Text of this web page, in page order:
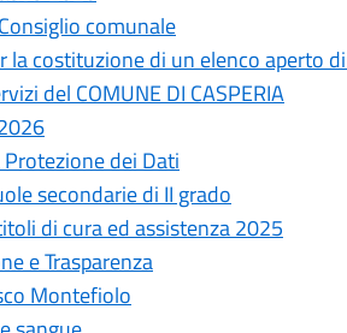
comunale
la costituzione di un elenco aperto di
del COMUNE DI CASPERIA
dei Dati
secondarie di II grado
di cura ed assistenza 2025
e Trasparenza
Montefiolo